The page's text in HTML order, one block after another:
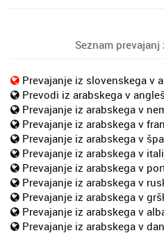
Seznam
Prevajanje iz slovenskega v
Prevodi iz arabskega v
Prevajanje iz arabskega v
Prevajanje iz arabskega v
Prevajanje iz arabskega v
Prevajanje iz arabskega v
Prevajanje iz arabskega v
Prevajanje iz arabskega v
Prevajanje iz arabskega v
Prevajanje iz arabskega v
Prevajanje iz arabskega v